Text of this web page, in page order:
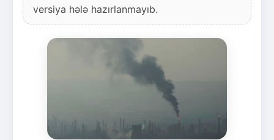
versiya hələ hazırlanmayıb.